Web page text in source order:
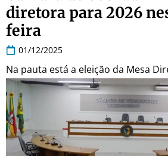
diretora para 2026
feira
01/12/2025
Na pauta está a eleição da Mesa